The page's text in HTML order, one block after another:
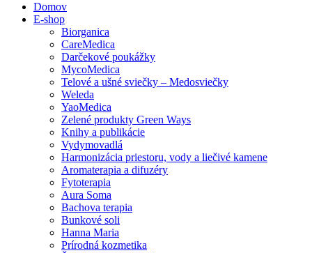
Domov
E-shop
Biorganica
CareMedica
Darčekové poukážky
MycoMedica
Telové a ušné sviečky – Medosviečky
Weleda
YaoMedica
Zelené produkty Green Ways
Knihy a publikácie
Vydymovadlá
Harmonizácia priestoru, vody a liečivé kamene
Aromaterapia a difuzéry
Fytoterapia
Aura Soma
Bachova terapia
Bunkové soli
Hanna Maria
Prírodná kozmetika